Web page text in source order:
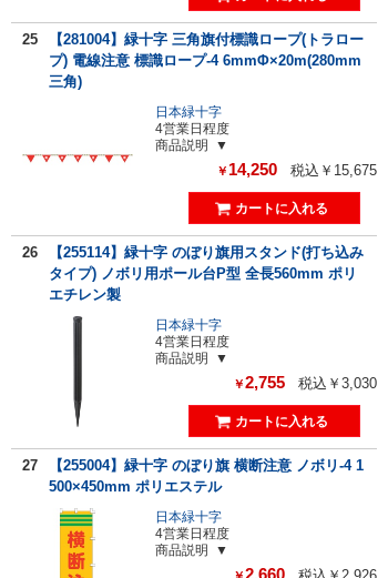
25
【281004】緑十字 三角旗付標識ロープ(トラロー
プ) 電線注意 標識ロープ-4 6mmΦ×20m(280mm
三角)
日本緑十字
4営業日程度
商品説明
￥ 14,250 税込￥15,675
26
【255114】緑十字 のぼり旗用スタンド(打ち込み
タイプ) ノボリ用ポール台P型 全長560mm ポリ
エチレン製
日本緑十字
4営業日程度
商品説明
￥2,755 税込￥3,030
27
【255004】緑十字 のぼり旗 横断注意 ノボリ-4 1
500×450mm ポリエステル
日本緑十字
4営業日程度
商品説明
2,660